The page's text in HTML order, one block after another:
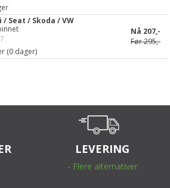
Seat / Skoda / VW
(0 dager)
Nå 207,-
Før295,-
LEVERING
- Flere alternativer